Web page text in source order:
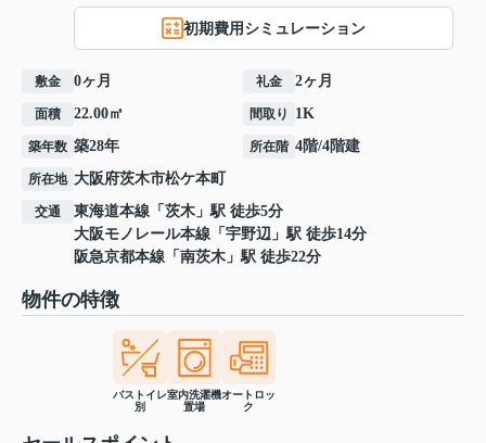
初期費用シミュレーション
敷金 0ヶ月 礼金 2ヶ月
面積 22.00㎡ 間取り 1K
築年数 築28年 所在階 4階/4階建
所在地 大阪府茨木市松ケ本町
交通 東海道本線 「 茨木 」駅 徒歩5分
大阪モノレール本線 「 宇野辺 」駅 徒歩14分
阪急京都本線 「 南茨木 」駅 徒歩22分
物件の特徴
バストイレ
別
室内洗濯機
置場
オートロッ
ク